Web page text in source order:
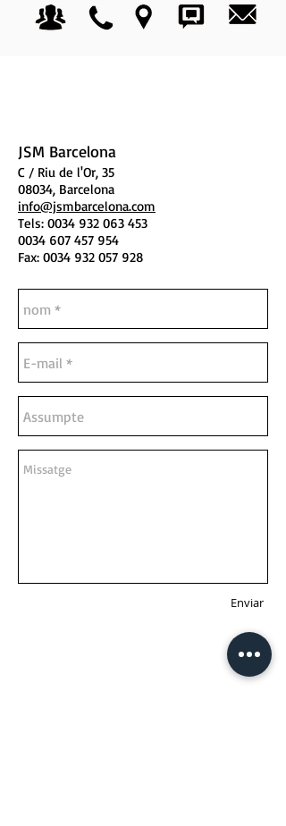
JSM Barcelona
C / Riu de l'Or, 35
08034, Barcelona
info@jsmbarcelona.com
Tels: 0034 932 063 453
0034 607 457 954
Fax: 0034 932 057 928
Enviar